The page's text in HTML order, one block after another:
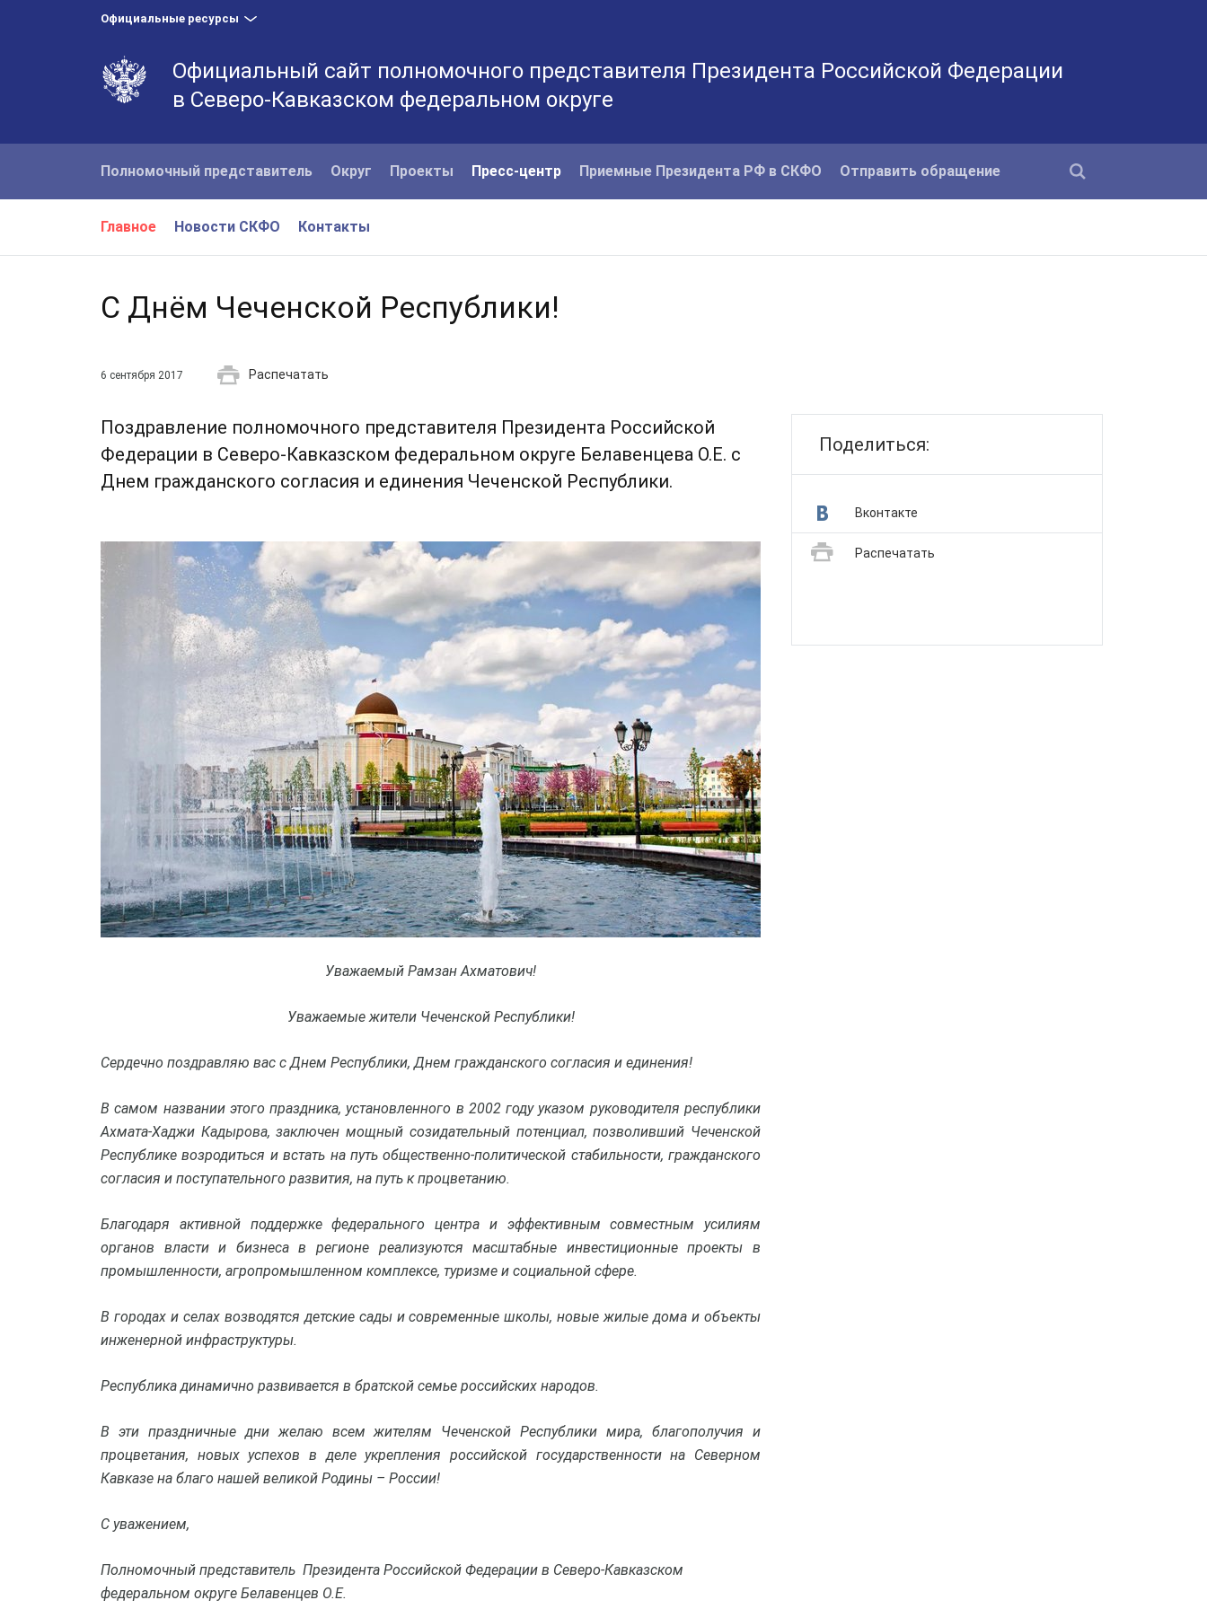
Официальные ресурсы
Официальный сайт полномочного представителя Президента Российской Федерации
в Северо-Кавказском федеральном округе
Полномочный представитель Округ Проекты Пресс-центр Приемные Президента РФ в СКФО Отправить обращение
Главное Новости СКФО Контакты
С Днём Чеченской Республики!
6 сентября 2017 Распечатать
Поздравление полномочного представителя Президента Российской
Федерации в Северо-Кавказском федеральном округе Белавенцева О.Е. с
Днем гражданского согласия и единения Чеченской Республики.
Уважаемый Рамзан Ахматович!
Уважаемые жители Чеченской Республики!
Сердечно поздравляю вас с Днем Республики, Днем гражданского согласия и единения!
В самом названии этого праздника, установленного в 2002 году указом руководителя республики
Ахмата-Хаджи Кадырова, заключен мощный созидательный потенциал, позволивший Чеченской
Республике возродиться и встать на путь общественно-политической стабильности, гражданского
согласия и поступательного развития, на путь к процветанию.
Благодаря активной поддержке федерального центра и эффективным совместным усилиям
органов власти и бизнеса в регионе реализуются масштабные инвестиционные проекты в
промышленности, агропромышленном комплексе, туризме и социальной сфере.
В городах и селах возводятся детские сады и современные школы, новые жилые дома и объекты
инженерной инфраструктуры.
Республика динамично развивается в братской семье российских народов.
В эти праздничные дни желаю всем жителям Чеченской Республики мира, благополучия и
процветания, новых успехов в деле укрепления российской государственности на Северном
Кавказе на благо нашей великой Родины – России!
С уважением,
Полномочный представитель Президента Российской Федерации в Северо-Кавказском
федеральном округе Белавенцев О.Е.
Поделиться:
Вконтакте
Распечатать